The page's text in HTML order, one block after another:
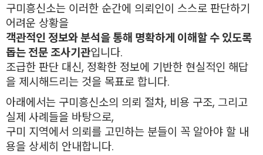
구미흥신소는 이러한 순간에 의뢰인이 스스로 판단하기
어려운 상황을
객관적인 정보와 분석을 통해 명확하게 이해할 수 있도록
돕는 전문 조사기관입니다.
조급한 판단 대신, 정확한 정보에 기반한 현실적인 해답
을 제시해드리는 것을 목표로 합니다.
아래에서는 구미흥신소의 의뢰 절차, 비용 구조, 그리고
실제 사례들을 바탕으로,
구미 지역에서 의뢰를 고민하는 분들이 꼭 알아야 할 내
용을 상세히 안내합니다.